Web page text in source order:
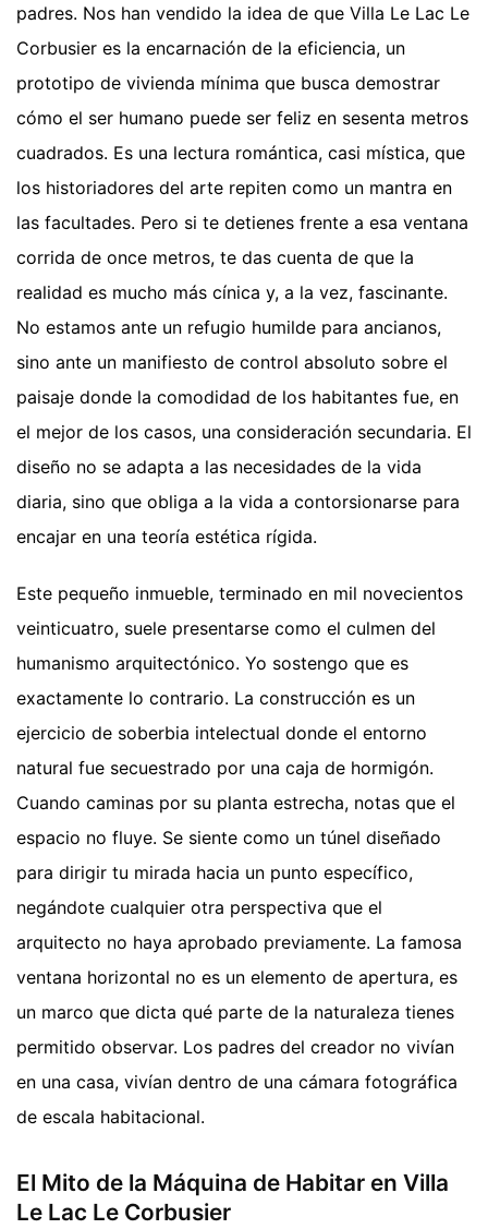
padres. Nos han vendido la idea de que Villa Le Lac Le
Corbusier es la encarnación de la eficiencia, un
prototipo de vivienda mínima que busca demostrar
cómo el ser humano puede ser feliz en sesenta metros
cuadrados. Es una lectura romántica, casi mística, que
los historiadores del arte repiten como un mantra en
las facultades. Pero si te detienes frente a esa ventana
corrida de once metros, te das cuenta de que la
realidad es mucho más cínica y, a la vez, fascinante.
No estamos ante un refugio humilde para ancianos,
sino ante un manifiesto de control absoluto sobre el
paisaje donde la comodidad de los habitantes fue, en
el mejor de los casos, una consideración secundaria. El
diseño no se adapta a las necesidades de la vida
diaria, sino que obliga a la vida a contorsionarse para
encajar en una teoría estética rígida.
Este pequeño inmueble, terminado en mil novecientos
veinticuatro, suele presentarse como el culmen del
humanismo arquitectónico. Yo sostengo que es
exactamente lo contrario. La construcción es un
ejercicio de soberbia intelectual donde el entorno
natural fue secuestrado por una caja de hormigón.
Cuando caminas por su planta estrecha, notas que el
espacio no fluye. Se siente como un túnel diseñado
para dirigir tu mirada hacia un punto específico,
negándote cualquier otra perspectiva que el
arquitecto no haya aprobado previamente. La famosa
ventana horizontal no es un elemento de apertura, es
un marco que dicta qué parte de la naturaleza tienes
permitido observar. Los padres del creador no vivían
en una casa, vivían dentro de una cámara fotográfica
de escala habitacional.
El Mito de la Máquina de Habitar en Villa
Le Lac Le Corbusier